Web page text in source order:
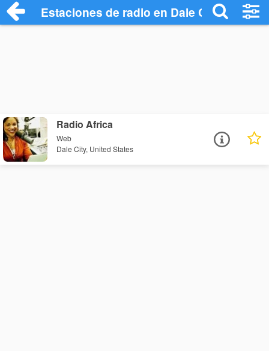
Estaciones de radio en Dale City -
Radio Africa
Web
Dale City, United States